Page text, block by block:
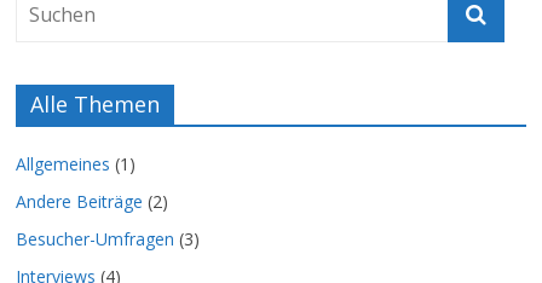
Alle Themen
Allgemeines (1)
Andere Beiträge (2)
Besucher-Umfragen (3)
Interviews (4)